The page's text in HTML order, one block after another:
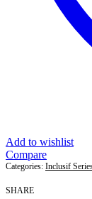
Add to wishlist
Compare
Categories: Inclusif
SHARE